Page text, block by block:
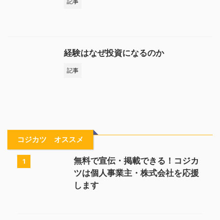
経験はなぜ投資になるのか
記事
コジカツ オススメ
1
無料で宣伝・掲載できる！コジカ
ツは個人事業主・株式会社を応援
します